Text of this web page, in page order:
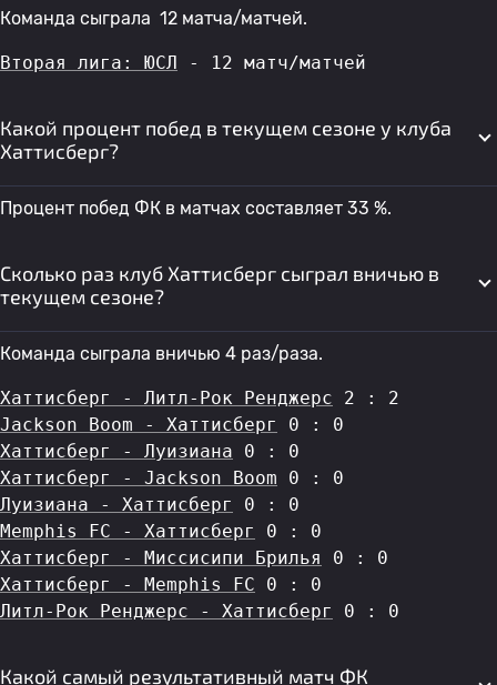
Команда сыграла 12 матча/матчей.
Вторая лига: ЮСЛ - 12 матч/матчей
Какой процент побед в текущем сезоне у клуба
Хаттисберг?
Процент побед ФК в матчах составляет 33 %.
Сколько раз клуб Хаттисберг сыграл вничью в
текущем сезоне?
Команда сыграла вничью 4 раз/раза.
Хаттисберг - Литл-Рок Ренджерс 2 : 2
Jackson Boom - Хаттисберг
0 : 0
Хаттисберг - Луизиана 0 : 0
Хаттисберг - Jackson Boom 0 : 0
Луизиана - Хаттисберг
0 : 0
Memphis FC - Хаттисберг
0 : 0
Хаттисберг - Миссисипи Брилья
0 : 0
Хаттисберг - Memphis FC 0 : 0
Литл-Рок Ренджерс - Хаттисберг
0 : 0
Какой самый результативный матч ФК